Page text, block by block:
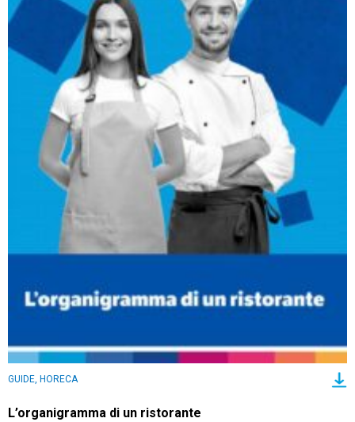
GUIDE, HORECA
L’organigramma di un ristorante